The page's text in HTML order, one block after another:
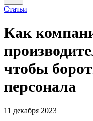
Статьи
Как
чтобы
персонала
11 декабря 2023